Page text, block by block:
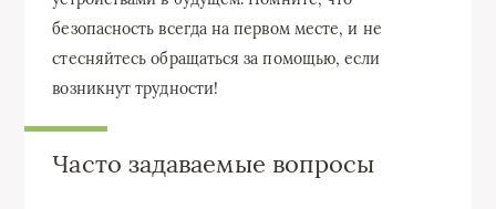
безопасность всегда на первом месте, и не
стесняйтесь обращаться за помощью, если
возникнут трудности!
Часто задаваемые вопросы